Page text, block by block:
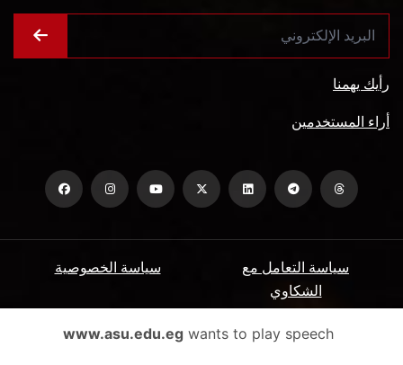
رأيك يهمنا
أراء المستخدمين
سياسة الخصوصية
سياسة التعامل مع
الشكاوي
الأسئلة الشائعة ميثاق المتعاملين www.asu.edu.egwants to play speech